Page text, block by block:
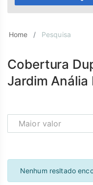
Home Pesquisa
Cobertura
Jardim Anália
Maior valor
Nenhum resltado